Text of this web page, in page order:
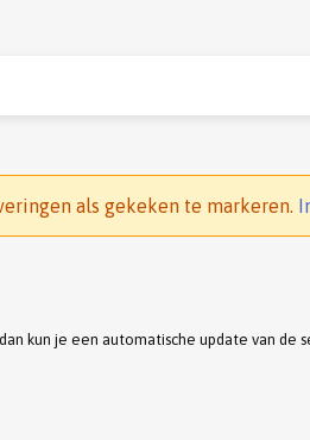
als gekeken te markeren.
kun je een automatische update van de